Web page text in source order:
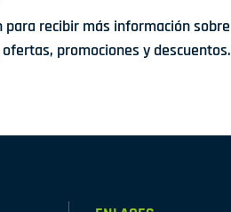
recibir más información sobre
promociones y descuentos.